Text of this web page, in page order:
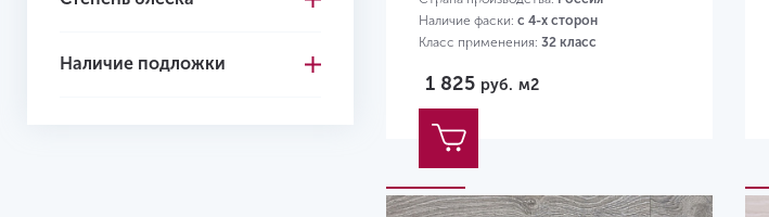
Наличие подложки
Наличие фаски: с 4-х сторон
Класс применения: 32 класс
1 825 руб. м2